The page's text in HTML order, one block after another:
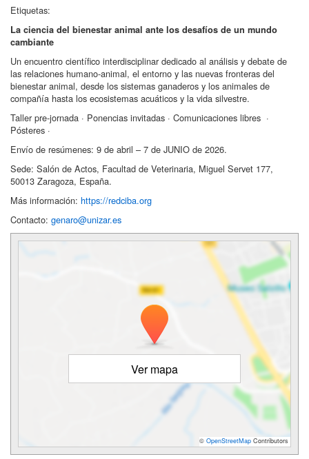
Etiquetas:
La ciencia del bienestar animal ante los desafíos de un mundo
cambiante
Un encuentro científico interdisciplinar dedicado al análisis y debate de
las relaciones humano-animal, el entorno y las nuevas fronteras del
bienestar animal, desde los sistemas ganaderos y los animales de
compañía hasta los ecosistemas acuáticos y la vida silvestre.
Taller pre-jornada · Ponencias invitadas · Comunicaciones libres ·
Pósteres ·
Envío de resúmenes: 9 de abril – 7 de JUNIO de 2026.
Sede: Salón de Actos, Facultad de Veterinaria, Miguel Servet 177,
50013 Zaragoza, España.
Más información: https://redciba.org
Contacto: genaro@unizar.es
Ver mapa
© OpenStreetMap Contributors